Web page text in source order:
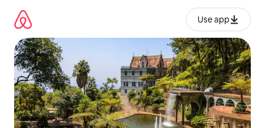
Use app